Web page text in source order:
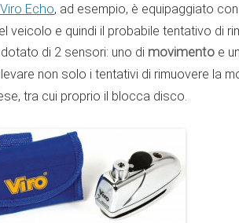
Echo, ad esempio, è equipaggiato
veicolo e quindi il probabile tentativo di
di 2 sensori: uno di movimento e
non solo i tentativi di rimuovere la
tra cui proprio il blocca disco.